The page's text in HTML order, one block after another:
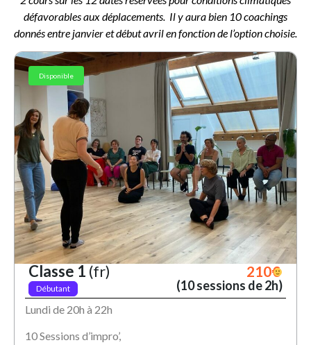
défavorables aux déplacements. Il y aura bien 10 coachings
donnés entre janvier et début avril en fonction de l’option choisie.
Disponible
Classe 1 (fr) 210€
Débutant (10 sessions de 2h)
Lundi de 20h à 22h
10 Sessions d’impro’,